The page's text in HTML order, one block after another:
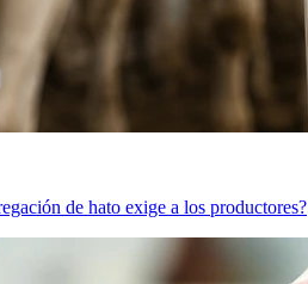
de hato exige a los productores?